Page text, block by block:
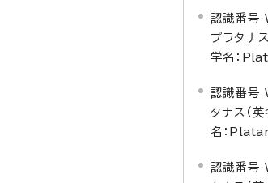
認識番
プラタナス
学名：
認識番
タナス（英
名：
認識番